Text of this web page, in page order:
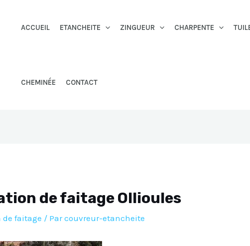
ACCUEIL ETANCHEITE ZINGUEUR CHARPENTE
CHEMINÉE CONTACT
de faitage Ollioules
de faitage / Parcouvreur-etancheite